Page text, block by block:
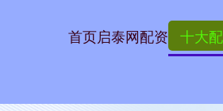
首页启泰网配资 十大